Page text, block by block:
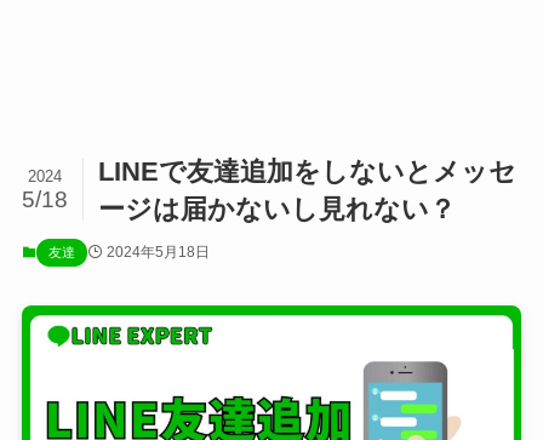
LINEで友達追加をしないとメッセ
ージは届かないし見れない？
2024
5/18
友達 2024年5月18日